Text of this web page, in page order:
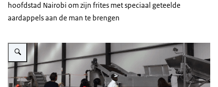
hoofdstad Nairobi om zijn frites met speciaal geteelde
aardappels aan de man te brengen
Vergroot afbeelding Aardappelketen